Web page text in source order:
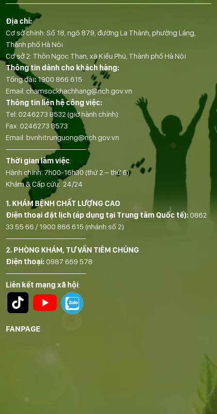
Địa chỉ:
Cơ sở chính: Số 18, ngõ 879, đường La Thành, phường Láng,
Thành phố Hà Nội
Cơ sở 2: Thôn Ngọc Than, xã Kiều Phú, Thành phố Hà Nội
Thông tin dành cho khách hàng:
Tổng đài:1900 866 615
Email: chamsockhachhang@nch.gov.vn
Thông tin liên hệ công việc:
Tel: 0246273 8532 (giờ hành chính)
Fax: 0246273 8573
Email: bvnhitrunguong@nch.gov.vn
——————————-
Thời gian làm việc:
Hành chính: 7h00-16h30 (thứ 2 – thứ 6)
Khám & Cấp cứu: 24/24
1. KHÁM BỆNH CHẤT LƯỢNG CAO
Điện thoại đặt lịch (áp dụng tại Trung tâm Quốc tế):0862
33 55 66 / 1900 866 615 (nhánh số 2)
——————————-
2. PHÒNG KHÁM, TƯ VẤN TIÊM CHỦNG
Điện thoại:0987 669 578
——————————-
Liên kết mạng xã hội:
FANPAGE